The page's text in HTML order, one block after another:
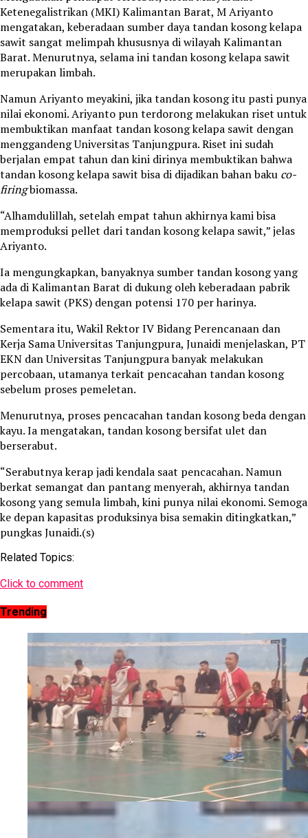
Ketenegalistrikan (MKI) Kalimantan Barat, M Ariyanto
mengatakan, keberadaan sumber daya tandan kosong kelapa
sawit sangat melimpah khususnya di wilayah Kalimantan
Barat. Menurutnya, selama ini tandan kosong kelapa sawit
merupakan limbah.
Namun Ariyanto meyakini, jika tandan kosong itu pasti punya
nilai ekonomi. Ariyanto pun terdorong melakukan riset untuk
membuktikan manfaat tandan kosong kelapa sawit dengan
menggandeng Universitas Tanjungpura. Riset ini sudah
berjalan empat tahun dan kini dirinya membuktikan bahwa
tandan kosong kelapa sawit bisa di dijadikan bahan baku co-
firingbiomassa.
“Alhamdulillah, setelah empat tahun akhirnya kami bisa
memproduksi pellet dari tandan kosong kelapa sawit,” jelas
Ariyanto.
Ia mengungkapkan, banyaknya sumber tandan kosong yang
ada di Kalimantan Barat di dukung oleh keberadaan pabrik
kelapa sawit (PKS) dengan potensi 170 per harinya.
Sementara itu, Wakil Rektor IV Bidang Perencanaan dan
Kerja Sama Universitas Tanjungpura, Junaidi menjelaskan, PT
EKN dan Universitas Tanjungpura banyak melakukan
percobaan, utamanya terkait pencacahan tandan kosong
sebelum proses pemeletan.
Menurutnya, proses pencacahan tandan kosong beda dengan
kayu. Ia mengatakan, tandan kosong bersifat ulet dan
berserabut.
“Serabutnya kerap jadi kendala saat pencacahan. Namun
berkat semangat dan pantang menyerah, akhirnya tandan
kosong yang semula limbah, kini punya nilai ekonomi. Semoga
ke depan kapasitas produksinya bisa semakin ditingkatkan,”
pungkas Junaidi.(s)
Related Topics:
Click to comment
Trending